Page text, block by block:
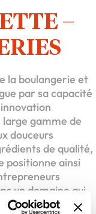
–
la boulangerie et
par sa capacité
large gamme de
douceurs
de qualité,
positionne ainsi
un domaine qui
La franchise